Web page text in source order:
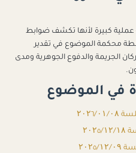
كبيرة لأنها تكشف ضوابط
محكمة الموضوع في تقدير
الجريمة والدفوع الجوهرية ومدى
في الموضوع